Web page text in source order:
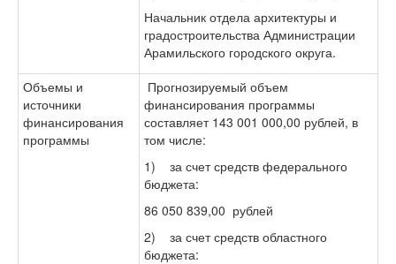
Начальник отдела архитектуры и
градостроительства Администрации
Арамильского городского округа.
Объемы и
источники
финансирования
программы
Прогнозируемый объем
финансирования программы
составляет 143 001 000,00 рублей, в
том числе:
1) за счет средств федерального
бюджета:
86 050 839,00 рублей
2) за счет средств областного
бюджета: